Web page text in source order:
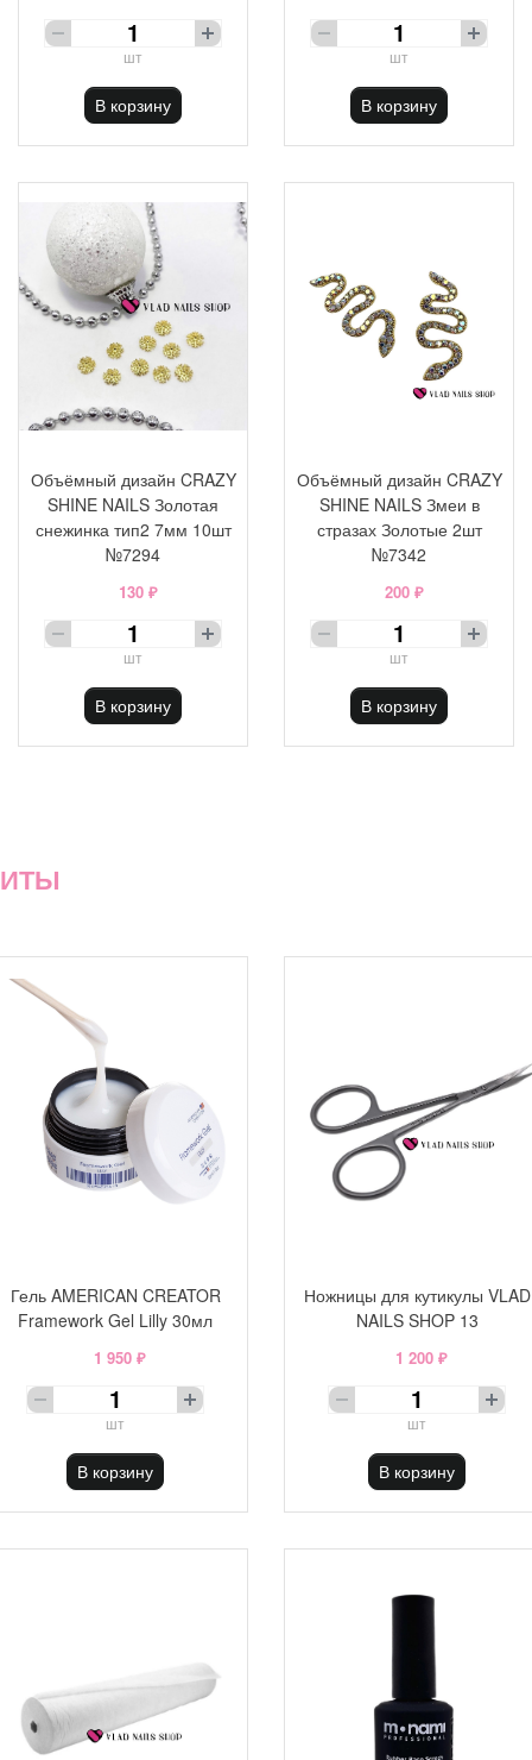
шт
В корзину
шт
В корзину
Объёмный дизайн CRAZY
SHINE NAILS Золотая
снежинка тип2 7мм 10шт
№7294
130 ₽
шт
В корзину
Объёмный дизайн CRAZY
SHINE NAILS Змеи в
стразах Золотые 2шт
№7342
200 ₽
шт
В корзину
Гель AMERICAN CREATOR
Framework Gel Lilly 30мл
1 950 ₽
шт
В корзину
Ножницы для кутикулы VLAD
NAILS SHOP 13
1 200 ₽
шт
В корзину